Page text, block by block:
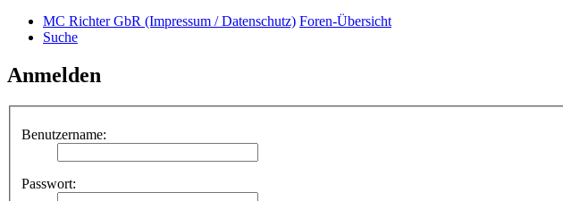
MC Richter GbR (Impressum / Datenschutz) Foren-Übersicht
Suche
Anmelden
Benutzername:
Passwort: